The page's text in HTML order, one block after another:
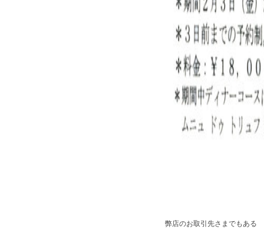
弊店のお取引先さまでもあ